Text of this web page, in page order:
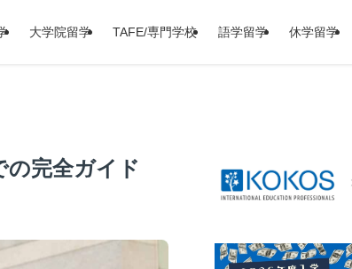
大学院留学 TAFE/専門学校 語学留学 休学留学
の完全ガイド